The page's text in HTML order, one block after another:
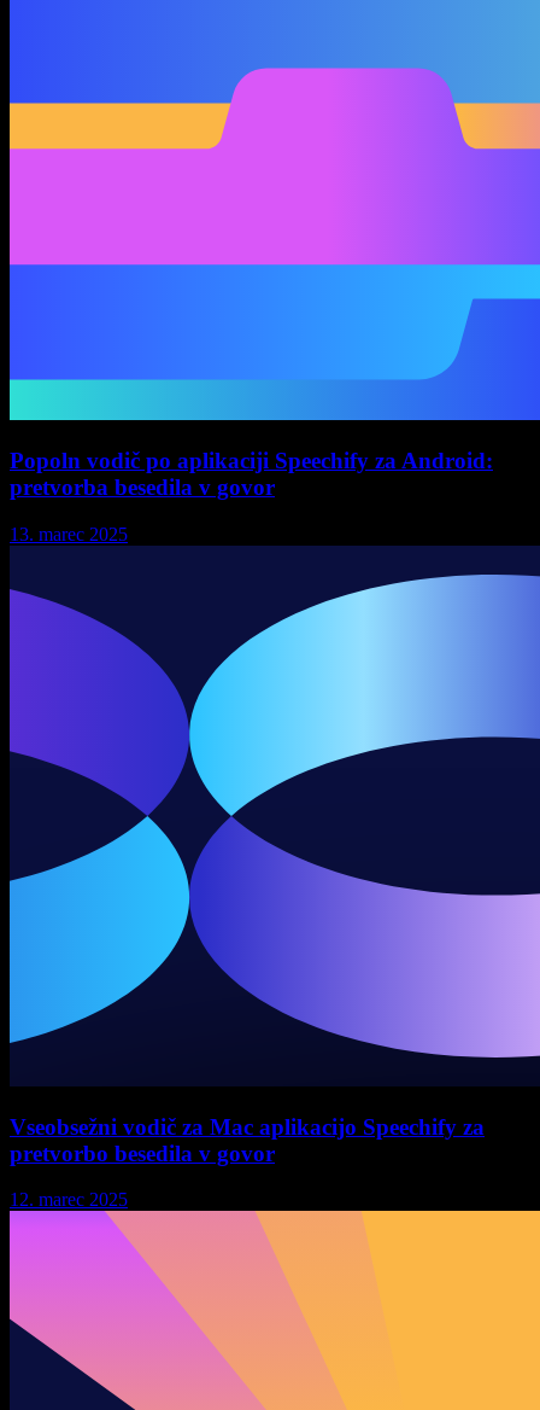
Popoln vodič po aplikaciji Speechify za Android:
pretvorba besedila v govor
13. marec 2025
Vseobsežni vodič za Mac aplikacijo Speechify za
pretvorbo besedila v govor
12. marec 2025